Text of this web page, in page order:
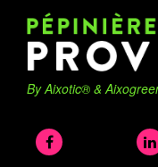
By Aixotic® &